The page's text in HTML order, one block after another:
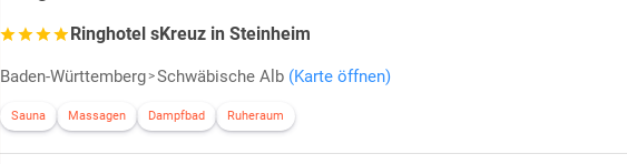
Ringhotel sKreuz in Steinheim
Baden-Württemberg Schwäbische Alb (Karte öffnen)
Sauna Massagen Dampfbad Ruheraum